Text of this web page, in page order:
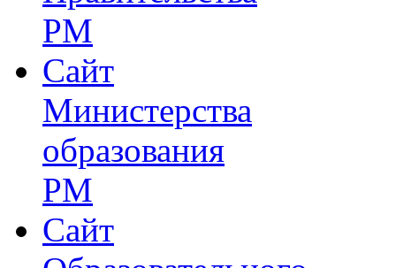
РМ
Сайт
Министерства
образования
РМ
Сайт